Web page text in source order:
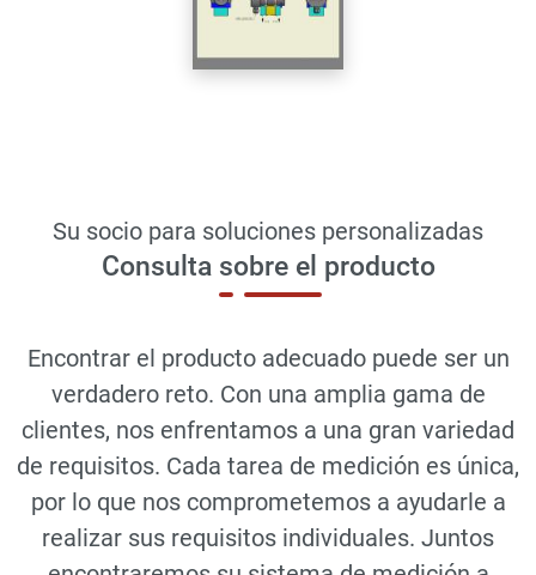
Su socio para soluciones personalizadas
Consulta sobre el producto
Encontrar el producto adecuado puede ser un
verdadero reto. Con una amplia gama de
clientes, nos enfrentamos a una gran variedad
de requisitos. Cada tarea de medición es única,
por lo que nos comprometemos a ayudarle a
realizar sus requisitos individuales. Juntos